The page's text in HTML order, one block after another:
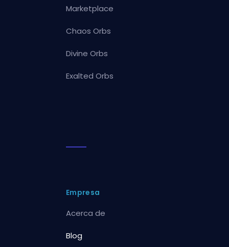
Marketplace
Chaos Orbs
Divine Orbs
Exalted Orbs
Empresa
Acerca de
Blog